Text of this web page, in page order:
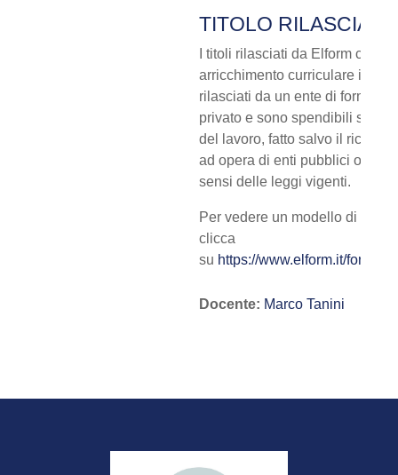
TITOLO RILASCIATO
I titoli rilasciati da Elform
arricchimento curriculare in
rilasciati da un ente di
privato e sono spendibili sul
del lavoro, fatto salvo il
ad opera di enti pubblici o
sensi delle leggi vigenti.
Per vedere un modello di
clicca
su https://www.elform.it/
Docente: Marco Tanini